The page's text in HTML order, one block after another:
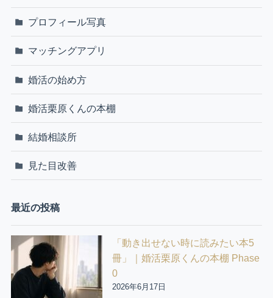
プロフィール写真
マッチングアプリ
婚活の始め方
婚活栗原くんの本棚
結婚相談所
見た目改善
最近の投稿
「動き出せない時に読みたい本5
冊」｜婚活栗原くんの本棚 Phase
0
2026年6月17日